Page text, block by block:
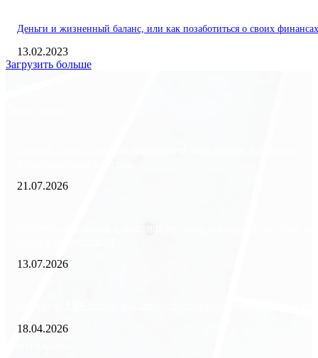
Деньги и жизненный баланс, или как позаботиться о своих финансах
13.02.2023
Загрузить больше
21.07.2026
13.07.2026
18.04.2026